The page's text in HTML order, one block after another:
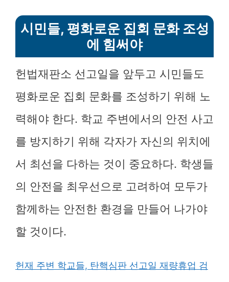
시민들, 평화로운 집회 문화 조성
에 힘써야
헌법재판소 선고일을 앞두고 시민들도
평화로운 집회 문화를 조성하기 위해 노
력해야 한다. 학교 주변에서의 안전 사고
를 방지하기 위해 각자가 자신의 위치에
서 최선을 다하는 것이 중요하다. 학생들
의 안전을 최우선으로 고려하여 모두가
함께하는 안전한 환경을 만들어 나가야
할 것이다.
헌재 주변 학교들, 탄핵심판 선고일 재량휴업 검